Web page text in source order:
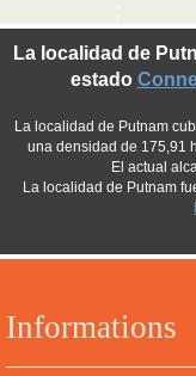
Informations
La localidad de
estado
La localidad de Putnam
una densidad de 175,91
El actual
La localidad de Putnam